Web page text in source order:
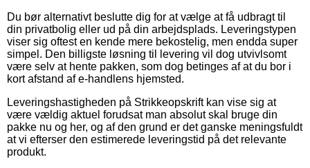
Du bør alternativt beslutte dig for at vælge at få udbragt til
din privatbolig eller ud på din arbejdsplads. Leveringstypen
viser sig oftest en kende mere bekostelig, men endda super
simpel. Den billigste løsning til levering vil dog utvivlsomt
være selv at hente pakken, som dog betinges af at du bor i
kort afstand af e-handlens hjemsted.
Leveringshastigheden på Strikkeopskrift kan vise sig at
være vældig aktuel forudsat man absolut skal bruge din
pakke nu og her, og af den grund er det ganske meningsfuldt
at vi efterser den estimerede leveringstid på det relevante
produkt.